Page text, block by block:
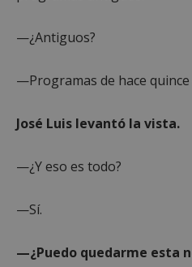
—¿Antiguos?
—Programas de hace
José Luis levantó la vista.
—¿Y eso es todo?
—Sí.
—¿Puedo quedarme esta